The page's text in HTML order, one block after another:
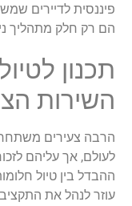
פיננסית לדיירים
הם רק חלק מתהליך
תכנון
השירות
הרבה צעירים
לעולם, אך עליהם
ההבדל בין טיול
עוזר לנהל את